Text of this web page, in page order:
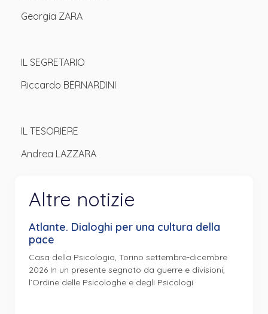
Georgia ZARA
IL SEGRETARIO
Riccardo BERNARDINI
IL TESORIERE
Andrea LAZZARA
Altre notizie
Atlante. Dialoghi per una cultura della
pace
Casa della Psicologia, Torino settembre-dicembre
2026 In un presente segnato da guerre e divisioni,
l’Ordine delle Psicologhe e degli Psicologi